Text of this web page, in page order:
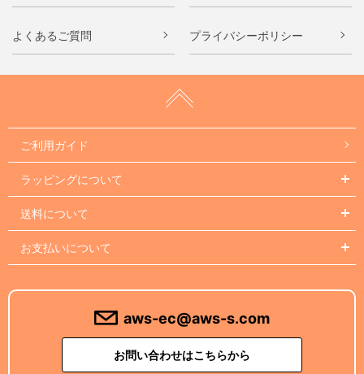
よくあるご質問 プライバシーポリシー
ご利用ガイド
ラッピングについて
送料について
お支払いについて
aws-ec@aws-s.com
お問い合わせはこちらから